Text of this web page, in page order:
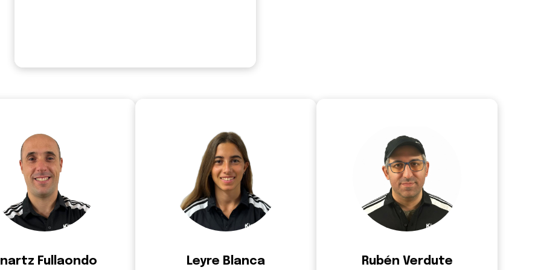
Fullaondo
de Projectes
who-are-
Leyre Blanca
Responsable de Futbol Femení
who-are-we.team.leyre.paragraph
Rubén Verdute
Programador en cap
(Tech Lead)
who-are-
we.team.ruben.paragraph